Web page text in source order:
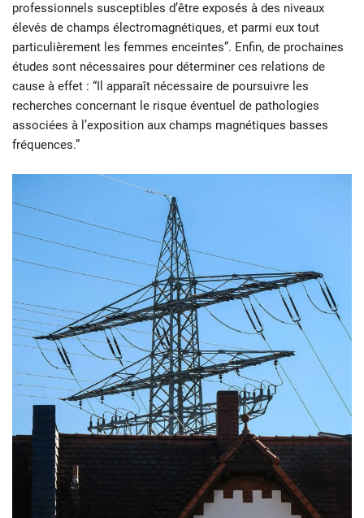
professionnels susceptibles d’être exposés à des niveaux
élevés de champs électromagnétiques, et parmi eux tout
particulièrement les femmes enceintes”. Enfin, de prochaines
études sont nécessaires pour déterminer ces relations de
cause à effet : “Il apparaît nécessaire de poursuivre les
recherches concernant le risque éventuel de pathologies
associées à l’exposition aux champs magnétiques basses
fréquences.”